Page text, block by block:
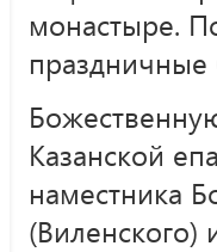
монастыре.
праздничные
Казанской
наместника
(Виленского)